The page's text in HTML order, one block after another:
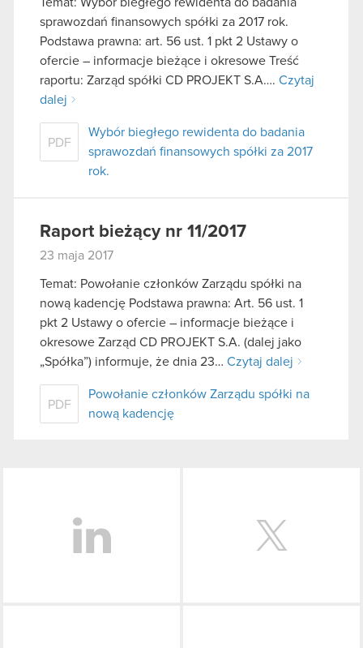
sprawozdań finansowych spółki za 2017 rok.
Podstawa prawna: art. 56 ust. 1 pkt 2 Ustawy o
ofercie – informacje bieżące i okresowe Treść
raportu: Zarząd spółki CD PROJEKT S.A…. Czytaj
dalej
PDF
Wybór biegłego rewidenta do badania
sprawozdań finansowych spółki za 2017
rok.
Raport bieżący nr 11/2017
23 maja 2017
Temat: Powołanie członków Zarządu spółki na
nową kadencję Podstawa prawna: Art. 56 ust. 1
pkt 2 Ustawy o ofercie – informacje bieżące i
okresowe Zarząd CD PROJEKT S.A. (dalej jako
„Spółka”) informuje, że dnia 23… Czytaj dalej
PDF
Powołanie członków Zarządu spółki na
nową kadencję